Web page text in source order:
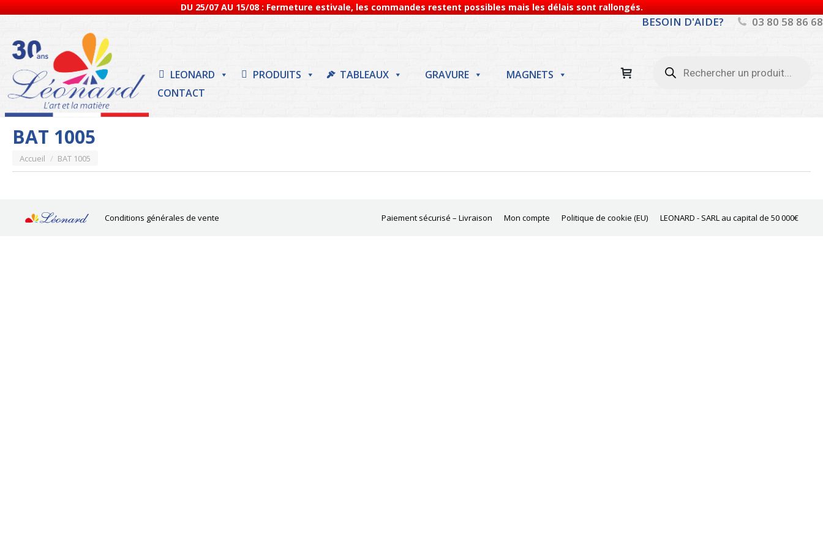
DU 25/07 AU 15/08 : Fermeture estivale, les commandes restent possibles mais les délais sont rallongés.
BESOIN D'AIDE? 03 80 58 86 68
LEONARD PRODUITS TABLEAUX GRAVURE
MAGNETS
CONTACT
produits
BAT 1005
Vous êtes ici :
Accueil BAT 1005
Conditions générales de vente Paiement sécurisé – Livraison Mon compte Politique de cookie (EU) LEONARD - SARL au capital de 50 000€